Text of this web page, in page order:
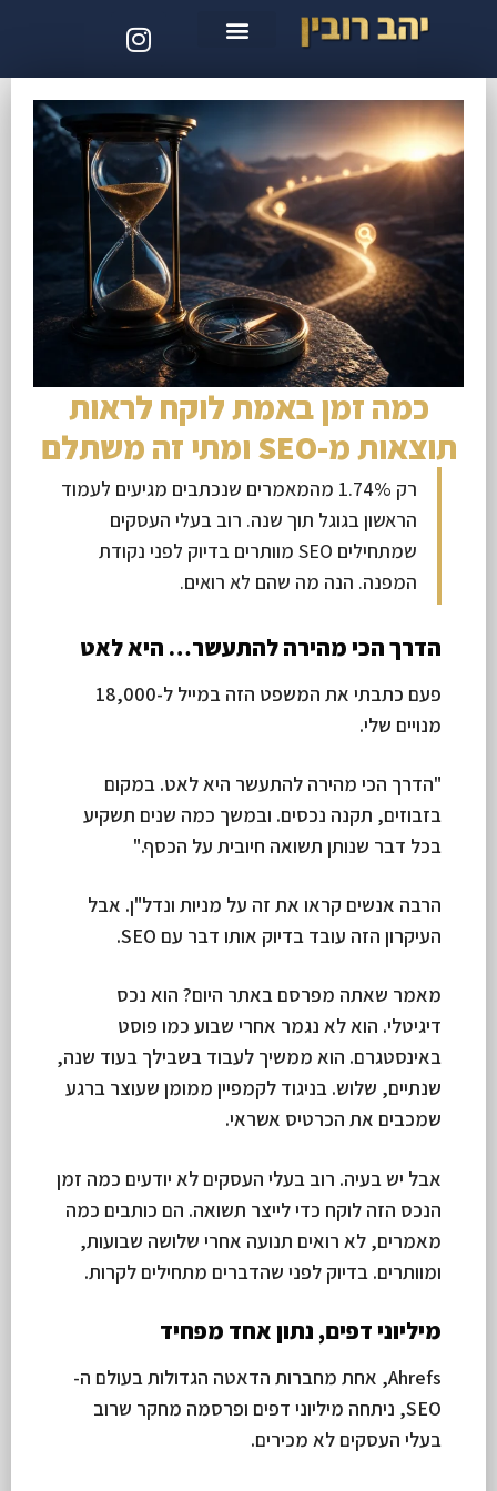
כמה זמן באמת לוקח לראות
תוצאות מ-SEO ומתי זה משתלם
רק 1.74% מהמאמרים שנכתבים מגיעים לעמוד
הראשון בגוגל תוך שנה. רוב בעלי העסקים
שמתחילים SEO מוותרים בדיוק לפני נקודת
המפנה. הנה מה שהם לא רואים.
הדרך הכי מהירה להתעשר… היא לאט
פעם כתבתי את המשפט הזה במייל ל-18,000
מנויים שלי.
"הדרך הכי מהירה להתעשר היא לאט. במקום
בזבוזים, תקנה נכסים. ובמשך כמה שנים תשקיע
בכל דבר שנותן תשואה חיובית על הכסף."
הרבה אנשים קראו את זה על מניות ונדל"ן. אבל
העיקרון הזה עובד בדיוק אותו דבר עם SEO.
מאמר שאתה מפרסם באתר היום? הוא נכס
דיגיטלי. הוא לא נגמר אחרי שבוע כמו פוסט
באינסטגרם. הוא ממשיך לעבוד בשבילך בעוד שנה,
שנתיים, שלוש. בניגוד לקמפיין ממומן שעוצר ברגע
שמכבים את הכרטיס אשראי.
אבל יש בעיה. רוב בעלי העסקים לא יודעים כמה זמן
הנכס הזה לוקח כדי לייצר תשואה. הם כותבים כמה
מאמרים, לא רואים תנועה אחרי שלושה שבועות,
ומוותרים. בדיוק לפני שהדברים מתחילים לקרות.
מיליוני דפים, נתון אחד מפחיד
Ahrefs, אחת מחברות הדאטה הגדולות בעולם ה-
SEO, ניתחה מיליוני דפים ופרסמה מחקר שרוב
בעלי העסקים לא מכירים.